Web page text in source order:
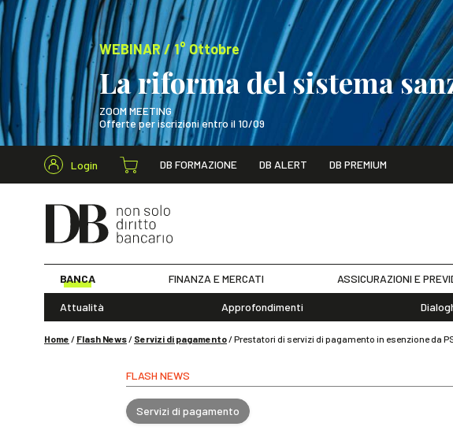
WEBINAR / 1° Ottobre
La riforma del sistema
ZOOM MEETING
Offerte per iscrizioni entro il 10/09
WEBINAR / 1° Ottobre
Login DB FORMAZIONE DB ALERT DB PREMIUM
BANCA FINANZA E MERCATI ASSICURAZIONI E
Attualità Approfondimenti
Home / Flash News/ Servizi di pagamento/Prestatori di servizi di pagamento in esenzione da
FLASH NEWS
Servizi di pagamento